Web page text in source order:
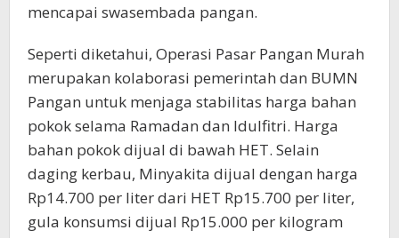
mencapai swasembada pangan.
Seperti diketahui, Operasi Pasar Pangan Murah
merupakan kolaborasi pemerintah dan BUMN
Pangan untuk menjaga stabilitas harga bahan
pokok selama Ramadan dan Idulfitri. Harga
bahan pokok dijual di bawah HET. Selain
daging kerbau, Minyakita dijual dengan harga
Rp14.700 per liter dari HET Rp15.700 per liter,
gula konsumsi dijual Rp15.000 per kilogram